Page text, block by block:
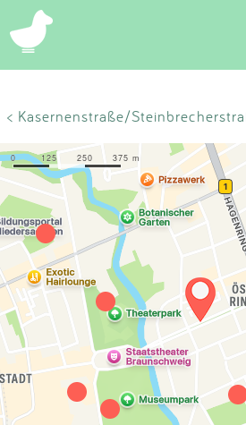
Suchen
Eintragen
App
Blog
Partner
Kontakt
< Kasernenstraße/